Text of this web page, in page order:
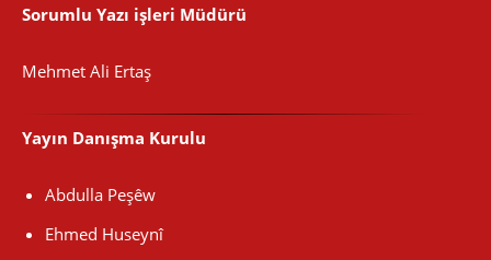
Sorumlu Yazı işleri Müdürü
Mehmet Ali Ertaş
Yayın Danışma Kurulu
Abdulla Peşêw
Ehmed Huseynî